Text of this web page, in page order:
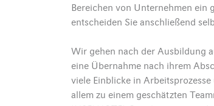
Bereichen von Unternehmen ein
entscheiden Sie anschließend
Wir gehen nach der Ausbildung
eine Übernahme nach ihrem
viele Einblicke in
allem zu einem geschätzten